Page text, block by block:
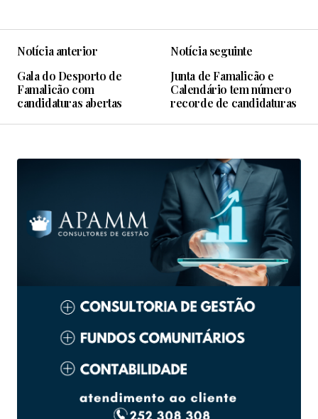
Notícia anterior
Gala do Desporto de
Famalicão com
candidaturas abertas
Notícia seguinte
Junta de Famalicão e
Calendário tem número
recorde de candidaturas